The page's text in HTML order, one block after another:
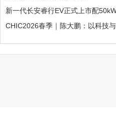
新一代长安睿行EV正式上市配
CHIC2026春季｜陈大鹏：以科技